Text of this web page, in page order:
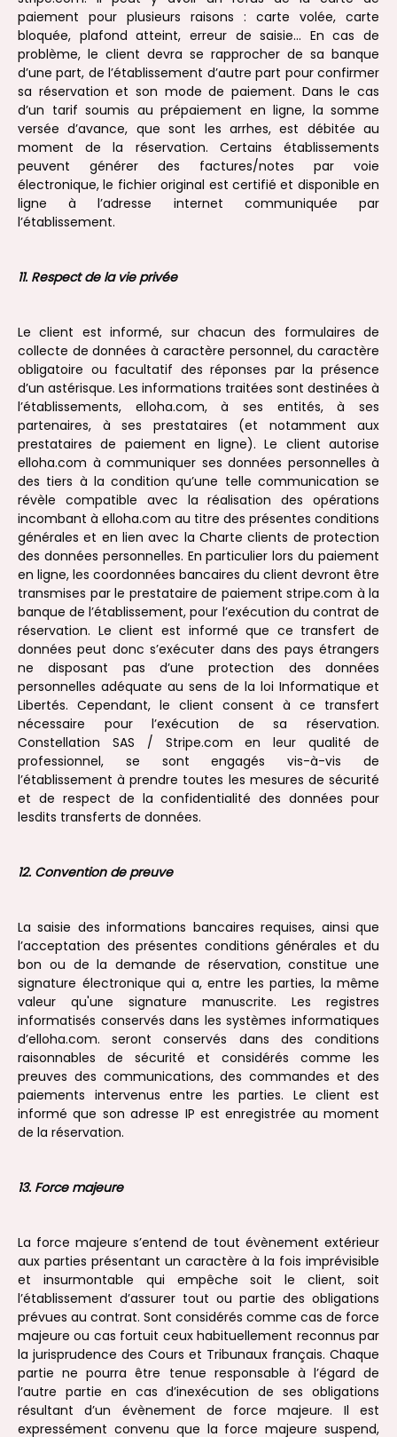
paiement pour plusieurs raisons : carte volée, carte
bloquée, plafond atteint, erreur de saisie… En cas de
problème, le client devra se rapprocher de sa banque
d’une part, de l’établissement d’autre part pour confirmer
sa réservation et son mode de paiement. Dans le cas
d’un tarif soumis au prépaiement en ligne, la somme
versée d’avance, que sont les arrhes, est débitée au
moment de la réservation. Certains établissements
peuvent générer des factures/notes par voie
électronique, le fichier original est certifié et disponible en
ligne à l’adresse internet communiquée par
l’établissement.
11. Respect de la vie privée
Le client est informé, sur chacun des formulaires de
collecte de données à caractère personnel, du caractère
obligatoire ou facultatif des réponses par la présence
d’un astérisque. Les informations traitées sont destinées à
l’établissements, elloha.com, à ses entités, à ses
partenaires, à ses prestataires (et notamment aux
prestataires de paiement en ligne). Le client autorise
elloha.com à communiquer ses données personnelles à
des tiers à la condition qu’une telle communication se
révèle compatible avec la réalisation des opérations
incombant à elloha.com au titre des présentes conditions
générales et en lien avec la Charte clients de protection
des données personnelles. En particulier lors du paiement
en ligne, les coordonnées bancaires du client devront être
transmises par le prestataire de paiement stripe.com à la
banque de l’établissement, pour l’exécution du contrat de
réservation. Le client est informé que ce transfert de
données peut donc s’exécuter dans des pays étrangers
ne disposant pas d’une protection des données
personnelles adéquate au sens de la loi Informatique et
Libertés. Cependant, le client consent à ce transfert
nécessaire pour l’exécution de sa réservation.
Constellation SAS / Stripe.com en leur qualité de
professionnel, se sont engagés vis-à-vis de
l’établissement à prendre toutes les mesures de sécurité
et de respect de la confidentialité des données pour
lesdits transferts de données.
12. Convention de preuve
La saisie des informations bancaires requises, ainsi que
l’acceptation des présentes conditions générales et du
bon ou de la demande de réservation, constitue une
signature électronique qui a, entre les parties, la même
valeur qu'une signature manuscrite. Les registres
informatisés conservés dans les systèmes informatiques
d’elloha.com. seront conservés dans des conditions
raisonnables de sécurité et considérés comme les
preuves des communications, des commandes et des
paiements intervenus entre les parties. Le client est
informé que son adresse IP est enregistrée au moment
de la réservation.
13. Force majeure
La force majeure s’entend de tout évènement extérieur
aux parties présentant un caractère à la fois imprévisible
et insurmontable qui empêche soit le client, soit
l’établissement d’assurer tout ou partie des obligations
prévues au contrat. Sont considérés comme cas de force
majeure ou cas fortuit ceux habituellement reconnus par
la jurisprudence des Cours et Tribunaux français. Chaque
partie ne pourra être tenue responsable à l’égard de
l’autre partie en cas d’inexécution de ses obligations
résultant d’un évènement de force majeure. Il est
expressément convenu que la force majeure suspend,